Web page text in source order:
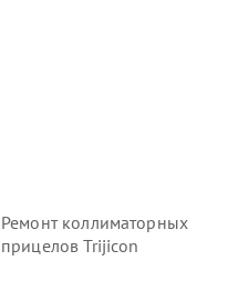
Ремонт коллиматорных
прицелов Trijicon